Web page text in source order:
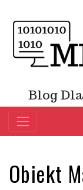
Blog
Obiekt